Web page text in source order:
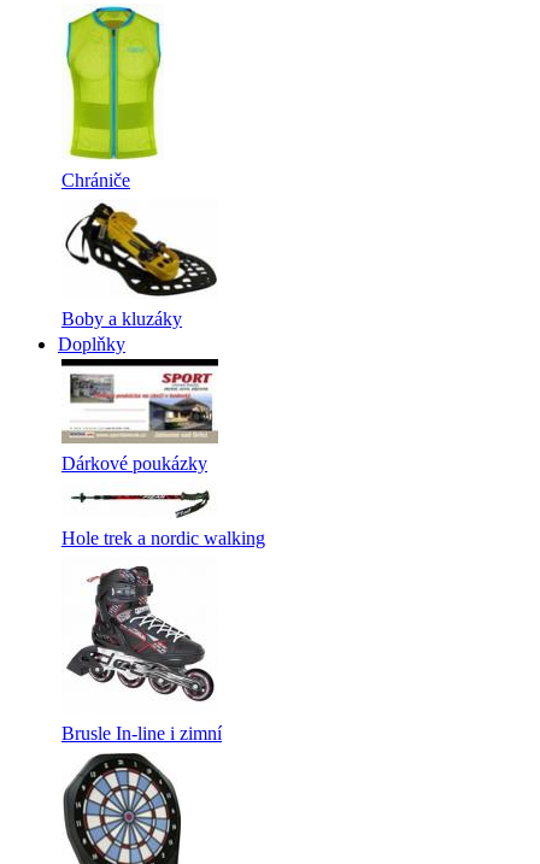
Chrániče
Boby a kluzáky
Doplňky
Dárkové poukázky
Hole trek a nordic walking
Brusle In-line i zimní